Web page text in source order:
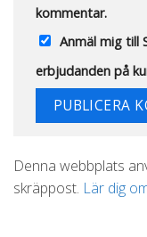
kommentar.
Anmäl mig till
erbjudanden på
Denna webbplats
skräppost. Lär dig